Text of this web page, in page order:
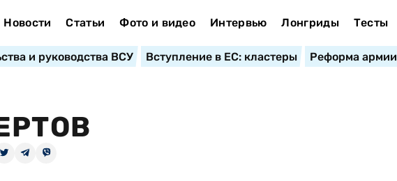
Новости Статьи Фото и видео Интервью Лонгриды Тесты
и руководства ВСУ Вступление в ЕС: кластеры Реформа армии